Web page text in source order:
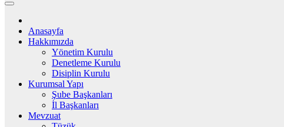
Anasayfa
Hakkımızda
Yönetim Kurulu
Denetleme Kurulu
Disiplin Kurulu
Kurumsal Yapı
Şube Başkanları
İl Başkanları
Mevzuat